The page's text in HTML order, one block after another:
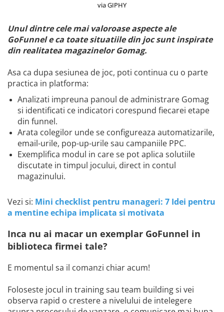
via GIPHY
Unul dintre cele mai valoroase aspecte ale
GoFunnel e ca toate situatiile din joc sunt inspirate
din realitatea magazinelor Gomag.
Asa ca dupa sesiunea de joc, poti continua cu o parte
practica in platforma:
Analizati impreuna panoul de administrare Gomag
si identificati ce indicatori corespund fiecarei etape
din funnel.
Arata colegilor unde se configureaza automatizarile,
email-urile, pop-up-urile sau campaniile PPC.
Exemplifica modul in care se pot aplica solutiile
discutate in timpul jocului, direct in contul
magazinului.
Vezi si: Mini checklist pentru manageri: 7 Idei pentru
a mentine echipa implicata si motivata
Inca nu ai macar un exemplar GoFunnel in
biblioteca firmei tale?
E momentul sa il comanzi chiar acum!
Foloseste jocul in training sau team building si vei
observa rapid o crestere a nivelului de intelegere